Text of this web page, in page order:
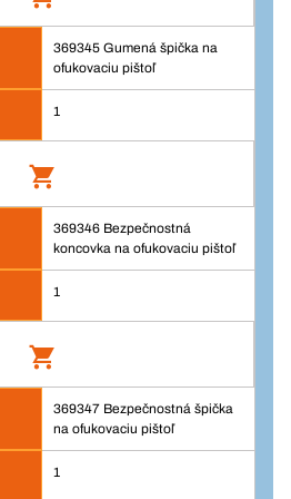
Množstvo
do košíka
369345 Gumená špička na
ofukovaciu pištoľ
1
na ofukovaciu pištoľ
výrobku: 369345
Množstvo
369346 Bezpečnostná
koncovka na ofukovaciu pištoľ
1
na ofukovaciu
pištoľ
výrobku: 369346
369347 Bezpečnostná špička
na ofukovaciu pištoľ
1